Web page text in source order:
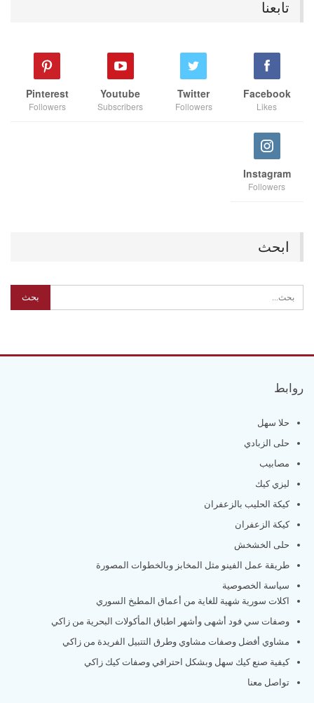
تابعنا
Facebook
Likes
Twitter
Followers
Youtube
Subscribers
Pinterest
Followers
Instagram
Followers
ابحث
روابط
حلا سهل
حلى الزبادي
مصابيب
ليزي كيك
كيكة الحليب بالزعفران
كيكة الزعفران
حلى الخشخش
طريقة عمل الفينو مثل المخابز وبالخطوات المصورة
سياسة الخصوصية
اكلات سورية شهية للغاية من أعماق المطبخ السوري
وصفات سي فود أشهى وأشهر اطباق المأكولات البحرية من زاكي
مشاوي أفضل وصفات مشاوي وطرق التتبيل الفريدة من زاكي
كيفية صنع كيك سهل وبشكل احترافي وصفات كيك زاكي
تواصل معنا